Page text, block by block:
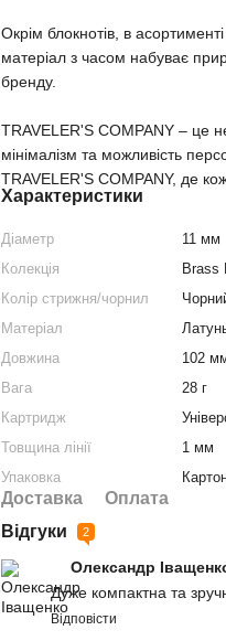
Окрім блокнотів, в
матеріал з часом набуває
бренду.
TRAVELER'S COMPANY – це не
мінімалізм та можливість
TRAVELER'S COMPANY, де
Характеристики
Діаметр
11 мм
Колекція
Brass
Колір стрижня/чорнил
Матеріал
Довжина
102
Вага
28 г
Картридж
Товщина лінії
1 мм
Упаковка
Доставка
Оплата
Відгуки
2
Олександр
Дуже компактна та
Відповісти